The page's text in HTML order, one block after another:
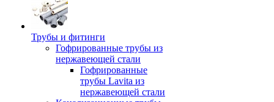
Трубы и фитинги
Гофрированные трубы из
нержавеющей стали
Гофрированные
трубы Lavita из
нержавеющей стали